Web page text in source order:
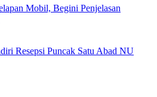
Mobil, Begini Penjelasan
Resepsi Puncak Satu Abad NU